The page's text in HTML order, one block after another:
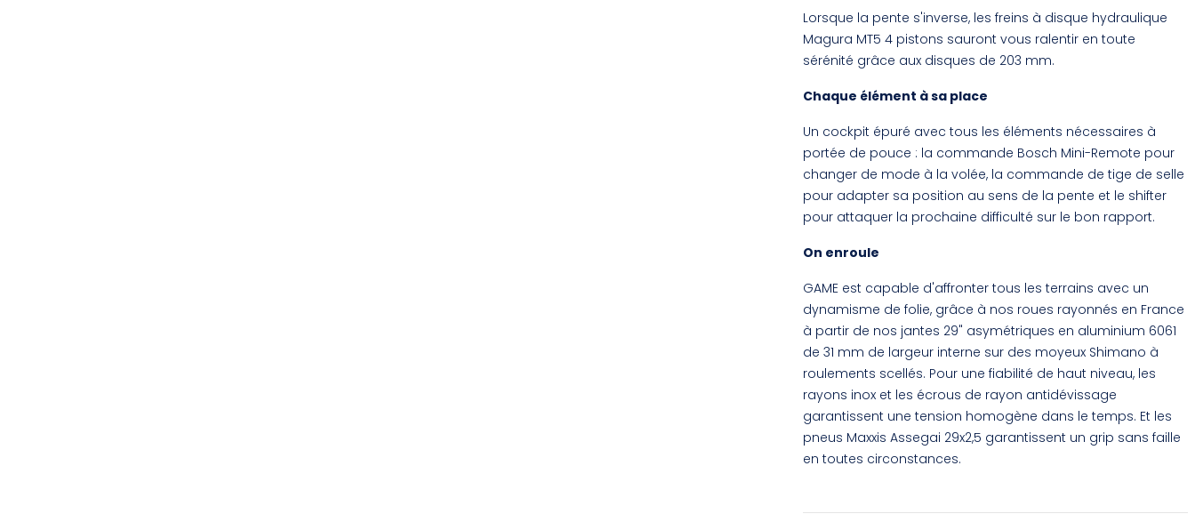
Lorsque la pente s'inverse, les freins à disque hydraulique
Magura MT5 4 pistons sauront vous ralentir en toute
sérénité grâce aux disques de 203 mm.
Chaque élément à sa place
Un cockpit épuré avec tous les éléments nécessaires à
portée de pouce : la commande Bosch Mini-Remote pour
changer de mode à la volée, la commande de tige de selle
pour adapter sa position au sens de la pente et le shifter
pour attaquer la prochaine difficulté sur le bon rapport.
On enroule
GAME est capable d'affronter tous les terrains avec un
dynamisme de folie, grâce à nos roues rayonnés en France
à partir de nos jantes 29" asymétriques en aluminium 6061
de 31 mm de largeur interne sur des moyeux Shimano à
roulements scellés. Pour une fiabilité de haut niveau, les
rayons inox et les écrous de rayon antidévissage
garantissent une tension homogène dans le temps. Et les
pneus Maxxis Assegai 29x2,5 garantissent un grip sans faille
en toutes circonstances.